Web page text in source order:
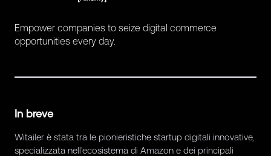
Empower companies to seize digital commerce
opportunities every day.
In breve
Witailer è stata tra le pionieristiche startup digitali innovative,
specializzata nell'ecosistema di Amazon e dei principali